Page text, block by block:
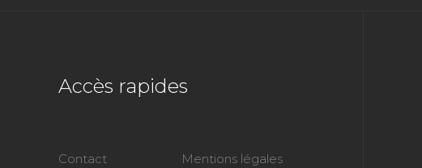
Accès rapides
Contact Mentions légales